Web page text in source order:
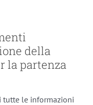
della
la partenza
tutte le informazioni